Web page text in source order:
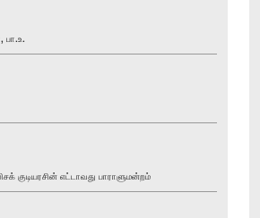
குடியரசின் எட்டாவது பாராளுமன்றம்